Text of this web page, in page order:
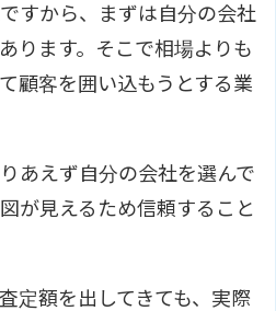
すから、まずは自分の会社
ります。そこで相場よりも
顧客を囲い込もうとする業
あえず自分の会社を選んで
が見えるため信頼すること
定額を出してきても、実際